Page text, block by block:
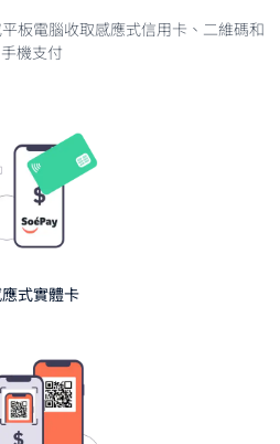
板電腦收取感應式信用卡、二維碼和
手機支付
式實體卡